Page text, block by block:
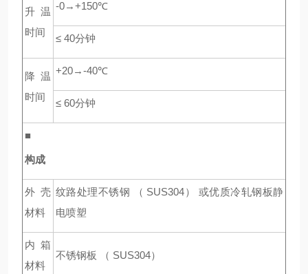
升温
时间
-0→+150℃
≤ 40分钟
降温
时间
+20→-40℃
≤ 60分钟
■
构成
外壳
材料
纹路处理不锈钢 （ SUS304） 或优质冷轧钢板静
电喷塑
内箱
材料
不锈钢板 （ SUS304）